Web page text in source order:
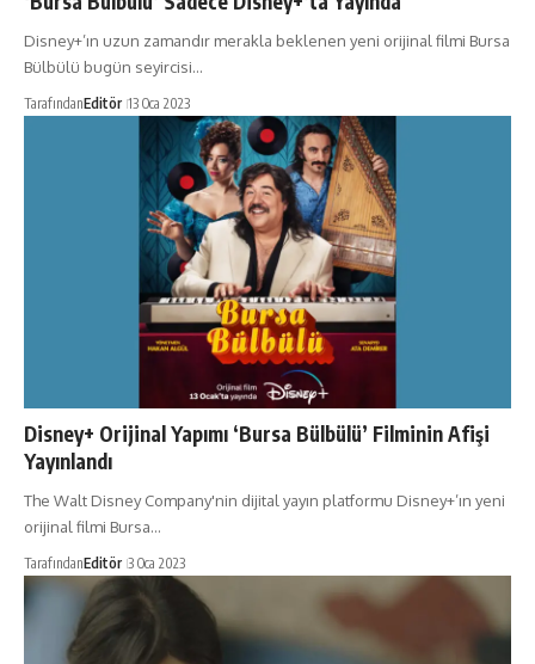
Disney+’ın uzun zamandır merakla beklenen yeni orijinal filmi Bursa
Bülbülü bugün seyircisi…
TarafındanEditör 13 Oca 2023
Disney+ Orijinal Yapımı ‘Bursa Bülbülü’ Filminin Afişi
Yayınlandı
The Walt Disney Company'nin dijital yayın platformu Disney+’ın yeni
orijinal filmi Bursa…
TarafındanEditör 3 Oca 2023